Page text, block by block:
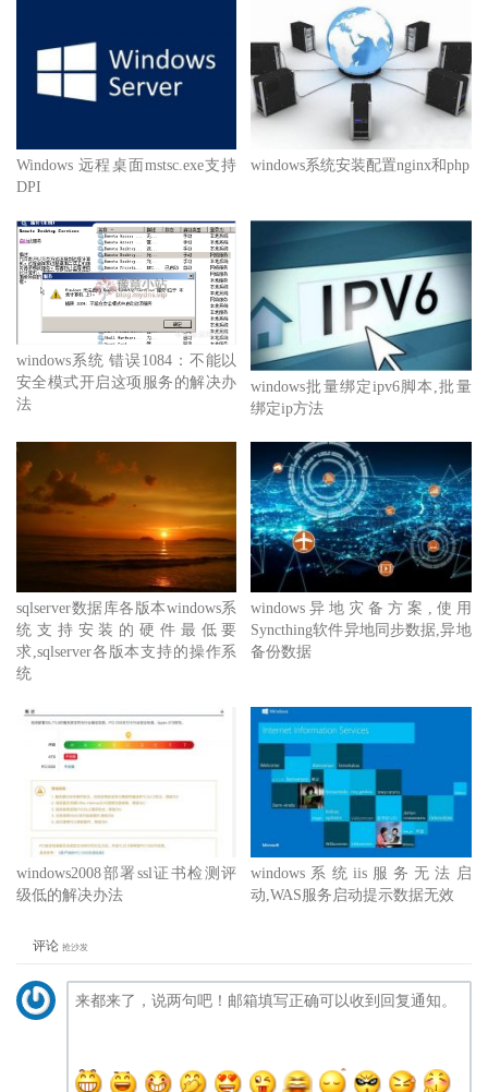
Windows 远程桌面mstsc.exe支持
DPI
windows系统安装配置nginx和php
windows系统 错误1084：不能以
安全模式开启这项服务的解决办
法
windows批量绑定ipv6脚本,批量
绑定ip方法
sqlserver数据库各版本windows系
统支持安装的硬件最低要
求,sqlserver各版本支持的操作系
统
windows异地灾备方案,使用
Syncthing软件异地同步数据,异地
备份数据
windows2008部署ssl证书检测评
级低的解决办法
windows系统iis服务无法启
动,WAS服务启动提示数据无效
评论 抢沙发